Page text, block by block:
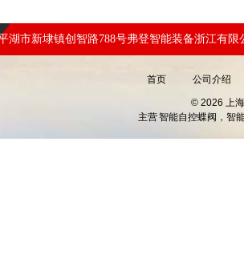
湖市新埭镇创智路788号弗登智能装备浙江有限
首页 公司介绍
© 2026 上
主营智能自控蝶阀，智